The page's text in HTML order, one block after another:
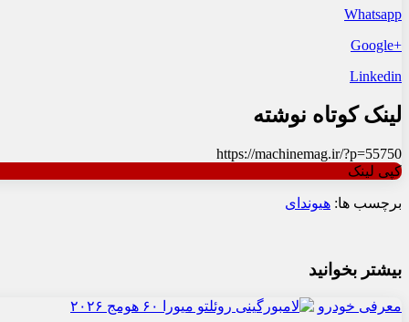
Whatsapp
+Google
Linkedin
لینک کوتاه نوشته
https://machinemag.ir/?p=55750
کپی لینک
برچسب ها: هیوندای
بیشتر بخوانید
معرفی خودرو